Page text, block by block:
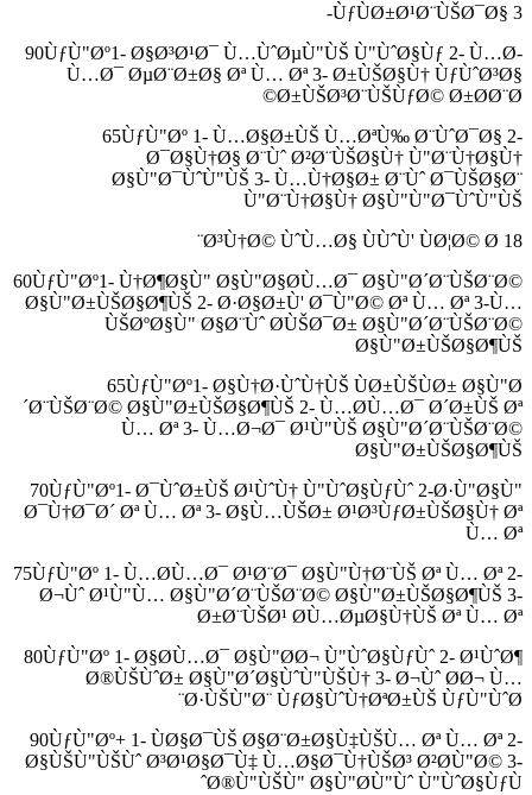
ÙƒÙØ±Ø¹Ø¨ÙŠØ¯Ø§ 3-
90ÙƒÙ"Øº1- Ø§Ø³Ø¹Ø¯ Ù…ÙˆØµÙ"ÙŠ Ù"ÙˆØ§Ùƒ 2- Ù…Ø­
Ù…Ø¯ ØµØ¨Ø±Ø§ Øª Ù… Øª 3- Ø±ÙŠØ§Ù† ÙƒÙˆØ³Ø§
Ø±ÙŠØ³Ø¨ÙŠÙƒØ© Ø±Ø­Ø¨Ø©
65ÙƒÙ"Øº 1- Ù…Ø§Ø±ÙŠ Ù…ØªÙ‰ Ø¨ÙˆØ¯Ø§ 2-
Ø¯Ø§Ù†Ø§ Ø¨Ùˆ Ø²Ø¨ÙŠØ§Ù† Ù"Ø¨Ù†Ø§Ù†
Ø§Ù"Ø¯ÙˆÙ"ÙŠ 3- Ù…Ù†Ø§Ø± Ø¨Ùˆ Ø¯ÙŠØ§Ø¨
Ù"Ø¨Ù†Ø§Ù† Ø§Ù"Ù"Ø¯ÙˆÙ"ÙŠ
18 Ø³Ù†Ø© ÙˆÙ…Ø§ ÙÙˆÙ' ÙØ¦Ø© Ø¨
60ÙƒÙ"Øº1- Ù†Ø¶Ø§Ù" Ø§Ù"Ø§Ø­Ù…Ø¯ Ø§Ù"Ø´Ø¨ÙŠØ¨Ø©
Ø§Ù"Ø±ÙŠØ§Ø¶ÙŠ 2- Ø·Ø§Ø±Ù' Ø¯Ù"Ø© Øª Ù… Øª 3-Ù…
ÙŠØºØ§Ù" Ø§Ø¨Ùˆ Ø­ÙŠØ¯Ø± Ø§Ù"Ø´Ø¨ÙŠØ¨Ø©
Ø§Ù"Ø±ÙŠØ§Ø¶ÙŠ
65ÙƒÙ"Øº1- Ø§Ù†Ø·ÙˆÙ†ÙŠ ÙØ±ÙŠÙØ± Ø§Ù"Ø
´Ø¨ÙŠØ¨Ø© Ø§Ù"Ø±ÙŠØ§Ø¶ÙŠ 2- Ù…Ø­Ù…Ø¯ Ø´Ø±ÙŠ Øª
Ù… Øª 3- Ù…Ø¬Ø¯ Ø¹Ù"ÙŠ Ø§Ù"Ø´Ø¨ÙŠØ¨Ø©
Ø§Ù"Ø±ÙŠØ§Ø¶ÙŠ
70ÙƒÙ"Øº1- Ø¯ÙˆØ±ÙŠ Ø¹ÙˆÙ† Ù"ÙˆØ§ÙƒÙˆ 2-Ø·Ù"Ø§Ù"
Ø¯Ù†Ø¯Ø´ Øª Ù… Øª 3- Ø§Ù…ÙŠØ± Ø¹Ø³ÙƒØ±ÙŠØ§Ù† Øª
Ù… Øª
75ÙƒÙ"Øº 1- Ù…Ø­Ù…Ø¯ Ø¹Ø¨Ø¯ Ø§Ù"Ù†Ø¨ÙŠ Øª Ù… Øª 2-
Ø¬Ùˆ Ø¹Ù"Ù… Ø§Ù"Ø´Ø¨ÙŠØ¨Ø© Ø§Ù"Ø±ÙŠØ§Ø¶ÙŠ 3-
Ø±Ø¨ÙŠØ¹ Ø­Ù…ØµØ§Ù†ÙŠ Øª Ù… Øª
80ÙƒÙ"Øº 1- Ø§Ø­Ù…Ø¯ Ø§Ù"Ø­Ø¬ Ù"ÙˆØ§ÙƒÙˆ 2- Ø¹ÙˆØ¶
Ø®ÙŠÙˆØ± Ø§Ù"Ø´Ø§ÙˆÙ"ÙŠÙ† 3- Ø¬Ùˆ Ø­Ø¬ Ù…
Ø·ÙŠÙ"Ø¨ ÙƒØ§ÙˆÙ†ØªØ±ÙŠ ÙƒÙ"ÙˆØ¨
90ÙƒÙ"Øº+ 1- ÙØ§Ø¯ÙŠ Ø§Ø¨Ø±Ø§Ù‡ÙŠÙ… Øª Ù… Øª 2-
Ø§ÙŠÙ"ÙŠÙˆ Ø³Ø¹Ø§Ø¯Ù‡ Ù…Ø§Ø¯Ù†ÙŠØ³ Ø²Ø­Ù"Ø© 3-
Ø®Ù"ÙŠÙ" Ø§Ù"Ø­Ù"Ùˆ Ù"ÙˆØ§ÙƒÙˆ